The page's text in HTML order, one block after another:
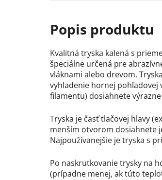
Kvalitná tryska kalená s
špeciálne určená pre
vláknami alebo drevom.
vyhladenie hornej pohľadovej
filamentu) dosiahnete
Tryska je časť tlačovej hlavy
menším otvorom dosiahnete
Najpoužívanejšie je tryska s
Po naskrutkovanie trysky na
(prípadne menej, ak túto